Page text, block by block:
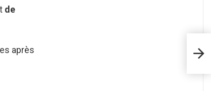
de
après